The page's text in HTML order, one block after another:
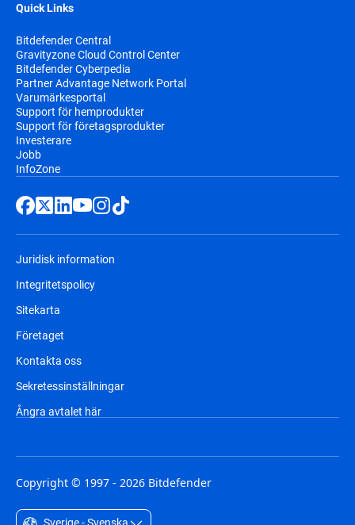
Quick Links
Bitdefender Central
Gravityzone Cloud Control Center
Bitdefender Cyberpedia
Partner Advantage Network Portal
Varumärkesportal
Support för hemprodukter
Support för företagsprodukter
Investerare
Jobb
InfoZone
Juridisk information
Integritetspolicy
Sitekarta
Företaget
Kontakta oss
Sekretessinställningar
Ångra avtalet här
Copyright © 1997 - 2026 Bitdefender